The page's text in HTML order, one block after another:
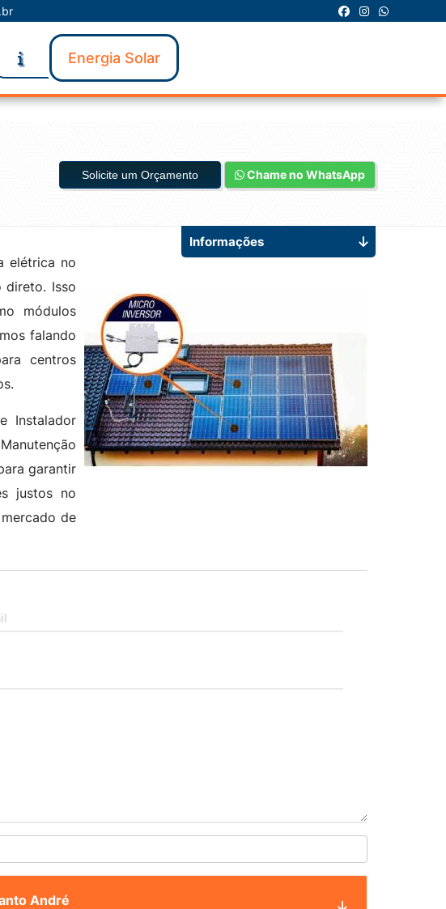
Energia Solar
Solicite um Orçamento Chame no WhatsApp
elétrica no
direto. Isso
módulos
falando
centros
Instalador
garantir
justos no
de
André
Informações